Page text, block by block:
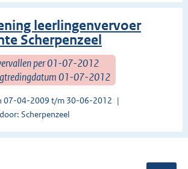
leerlingenvervoer
Scherpenzeel
per 01-07-2012
01-07-2012
07-04-2009 t/m 30-06-2012
Scherpenzeel